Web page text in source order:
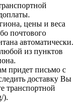
цены и веса
почтового
автоматически.
из пунктов
придет письмо с
доставку Вы
транспортной
).